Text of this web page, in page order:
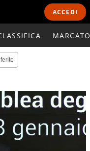
ACCEDI